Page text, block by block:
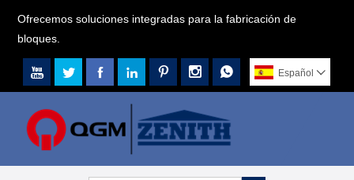
Ofrecemos soluciones integradas para la fabricación de
bloques.
       Español 